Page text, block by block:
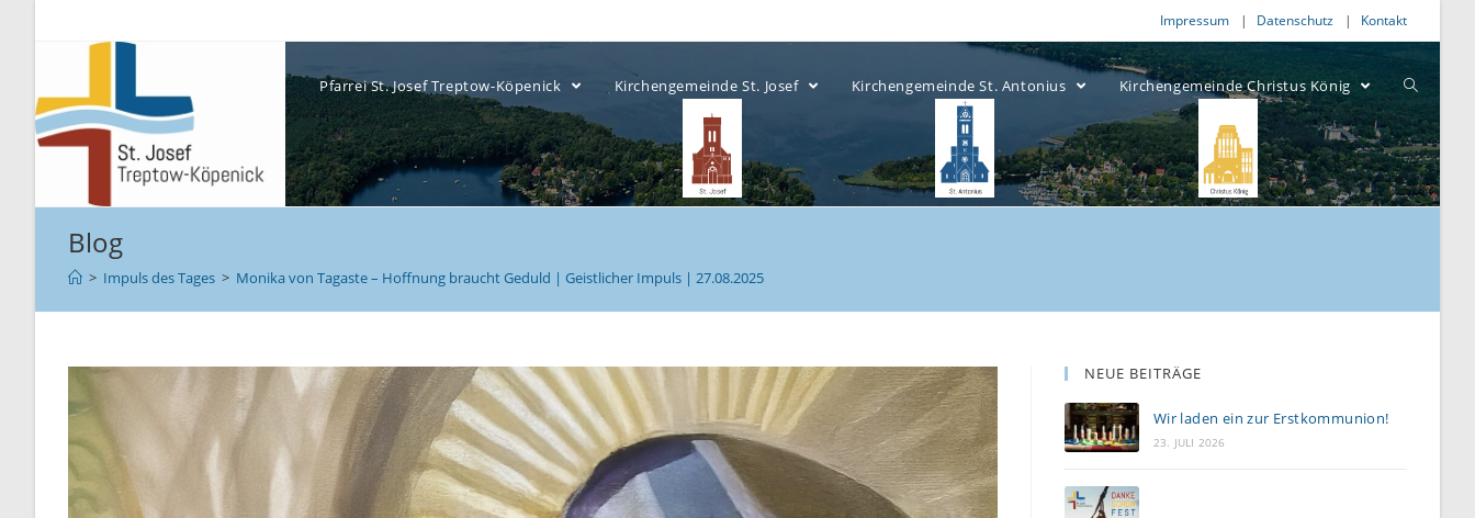
Impressum Datenschutz Kontakt
Pfarrei St. Josef Treptow-Köpenick Kirchengemeinde St. Josef Kirchengemeinde St. Antonius Kirchengemeinde Christus König
Blog
> Impuls des Tages > Monika von Tagaste – Hoffnung braucht Geduld | Geistlicher Impuls | 27.08.2025
NEUE BEITRÄGE
Wir laden ein zur Erstkommunion!
23. JULI 2026